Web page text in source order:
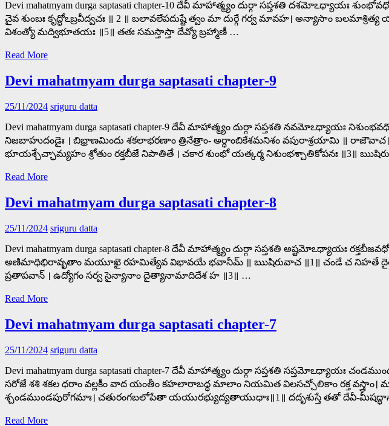
Devi mahatmyam durga saptasati chapter-10 దేవీ మాహాత్మ్యం దుర్గా సప్తశతి
చైవ శుంబః కృద్ధోఽబ్రవీద్వచః ॥ 2 ॥ బలావలేపదుష్టే త్వం మా దుర్గే గర్వ మావహ। అన్యాసాం
విశంత్యో మద్విభూతయః ॥5॥ తతః సమస్తాస్తా దేవ్యో బ్రహ్మాణీ …
Read More
Devi mahatmyam durga saptasati chapter-9
25/11/2024 sriguru datta
Devi mahatmyam durga saptasati chapter-9 దేవీ మాహాత్మ్యం దుర్గా సప్తశతి
నిజబాహుదండైః । బిభ్రాణమిందు శకలాభరణాం త్రినేత్రాం- అర్ధాంబికేశమనిశం వపురాశ్రయామి ॥
భూయశ్చేచ్ఛామ్యహం శ్రోతుం రక్తబీజే నిపాతితే । చకార శుంభో యత్కర్మ నిశుంభశ్చాతికోపనః ॥3॥
Read More
Devi mahatmyam durga saptasati chapter-8
25/11/2024 sriguru datta
Devi mahatmyam durga saptasati chapter-8 దేవీ మాహాత్మ్యం దుర్గా సప్తశతి
అణిమాధిభిరావృతాం మయూఖై రహమిత్యేవ విభావయే భవానీమ్ ॥ ఋషిరువాచ ॥1॥ చండే చ నిహతే దైత్యే
ప్రతాపవాన్ । ఉద్యోగం సర్వ సైన్యానాం దైత్యానామాదిదేశ హ ॥3॥ …
Read More
Devi mahatmyam durga saptasati chapter-7
25/11/2024 sriguru datta
Devi mahatmyam durga saptasati chapter-7 దేవీ మాహాత్మ్యం దుర్గా సప్తశతి సప్తమోఽధ్యాయః
సరోజే శశి శకల ధరాం వల్లకీం వాద యంతీం కహలారాబద్ధ మాలాం నియమిత విలసచ్చోలికాం రక్త
శ్చండముండపురోగమాః। చతురంగబలోపేతా యయురభ్యుద్యతాయుధాః॥1॥ దదృశుస్తే తతో దేవీ-
Read More